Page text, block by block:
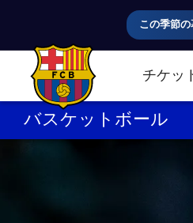
この季節
FC Barcelona club badge チケッ
バスケットボール